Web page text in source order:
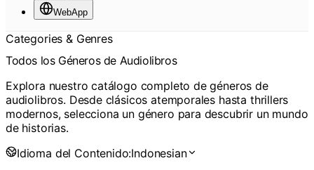
WebApp
Categories & Genres
Todos los Géneros de Audiolibros
Explora nuestro catálogo completo de géneros de
audiolibros. Desde clásicos atemporales hasta thrillers
modernos, selecciona un género para descubrir un mundo
de historias.
Idioma del Contenido:Indonesian